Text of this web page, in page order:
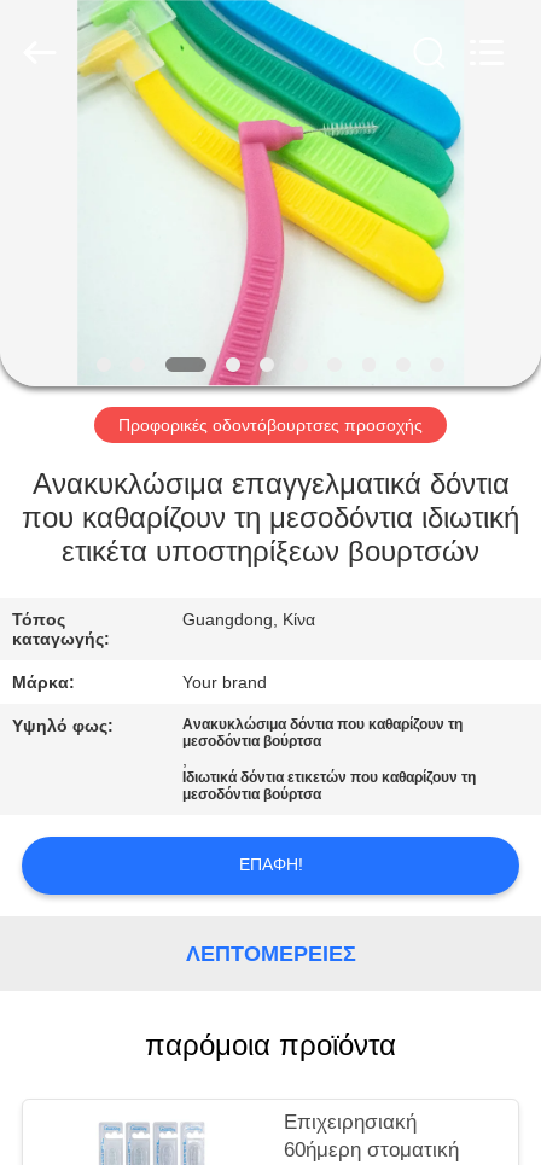
ΠΕΡΊΠΟΥ
ΕΜΕΊΣ
ΓΎΡΟΣ
ΕΡΓΟΣΤΑΣΊΩΝ
ΈΛΕΓΧΟΣ
ΜΑΣ
ΕΛΆΤΕ
ΜΕ
ΧΆΡΤΗΣ
ΙΣΤΌΤΟΠΟΥ
Προφορικές οδοντόβουρτσες προσοχής
Ανακυκλώσιμα επαγγελματικά δόντια
που καθαρίζουν τη μεσοδόντια ιδιωτική
ετικέτα υποστηρίξεων βουρτσών
Τόπος
καταγωγής:
Guangdong, Κίνα
Μάρκα: Your brand
Υψηλό φως:
Ανακυκλώσιμα δόντια που καθαρίζουν τη
μεσοδόντια βούρτσα
,
Ιδιωτικά δόντια ετικετών που καθαρίζουν τη
μεσοδόντια βούρτσα
ΕΠΑΦΉ!
ΛΕΠΤΟΜΈΡΕΙΕΣ
παρόμοια προϊόντα
Επιχειρησιακή
60ήμερη στοματική